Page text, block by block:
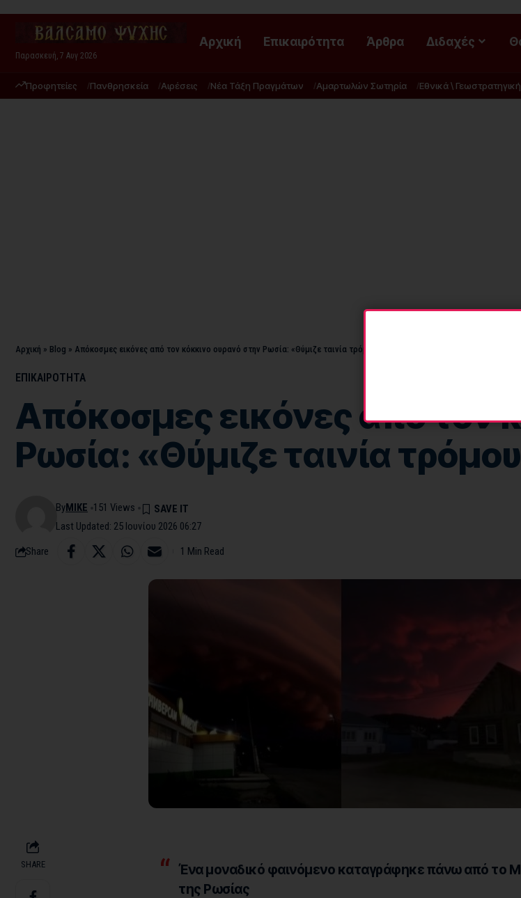
Παρασκευή, 7 Αυγ 2026
Αρχική Επικαιρότητα Άρθρα Διδαχές
Προφητείες Πανθρησκεία Αιρέσεις Νέα Τάξη Πραγμάτων Αμαρτωλών Σωτηρία Εθνικά \ Γεωστρατηγική
Αρχική » Blog » Απόκοσμες εικόνες από τον κόκκινο ουρανό στην Ρωσία: «Θύμιζε ταινία τρόμου»
ΕΠΙΚΑΙΡΟΤΗΤΑ
Απόκοσμες εικόνες από τον
Ρωσία: «Θύμιζε ταινία
Last Updated: 25 Ιουνίου 2026 06:27
ByMIKE 151 Views
Share 1 Min Read
SHARE
Ένα μοναδικό φαινόμενο καταγράφηκε πάνω από το
της Ρωσίας